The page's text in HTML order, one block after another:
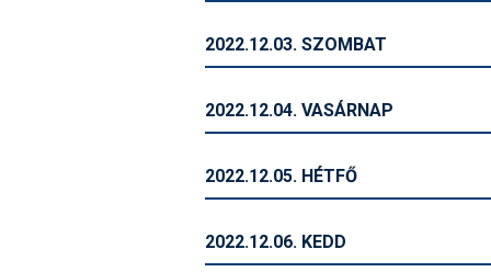
2022.12.03. SZOMBAT
2022.12.04. VASÁRNAP
2022.12.05. HÉTFŐ
2022.12.06. KEDD